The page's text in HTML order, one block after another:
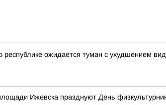
ожидается туман с ухудшением
Ижевска празднуют День